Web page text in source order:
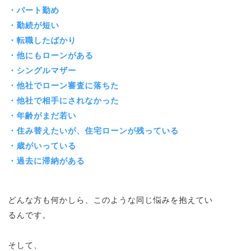
・パート勤め
・勤続が短い
・転職したばかり
・他にもローンがある
・シングルマザー
・他社でローン審査に落ちた
・他社で相手にされなかった
・年齢がまだ若い
・住み替えたいが、住宅ローンが残っている
・歳がいっている
・過去に滞納がある
どんな方も何かしら、このような同じ悩みを抱えてい
るんです。
そして、